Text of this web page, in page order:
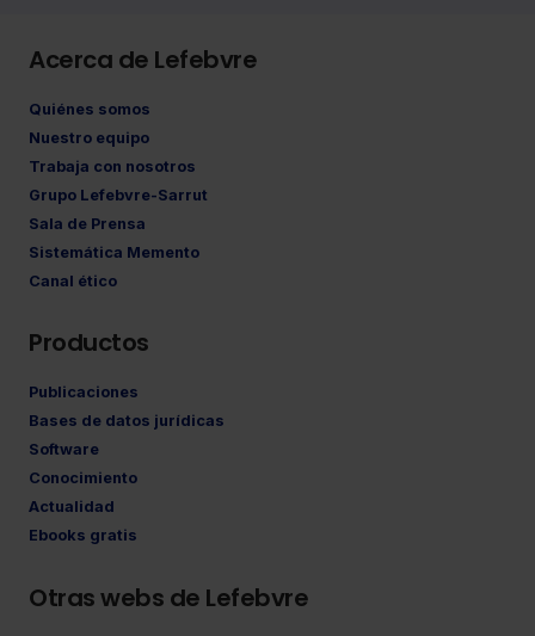
Acerca de Lefebvre
Quiénes somos
Nuestro equipo
Trabaja con nosotros
Grupo Lefebvre-Sarrut
Sala de Prensa
Sistemática Memento
Canal ético
Productos
Publicaciones
Bases de datos jurídicas
Software
Conocimiento
Actualidad
Ebooks gratis
Otras webs de Lefebvre